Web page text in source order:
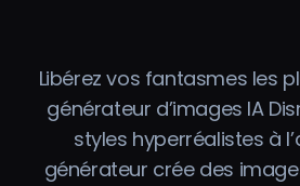
Outils IA
Tarifs
Libérez vos fantasmes les
générateur d’images IA
styles hyperréalistes à
générateur crée des